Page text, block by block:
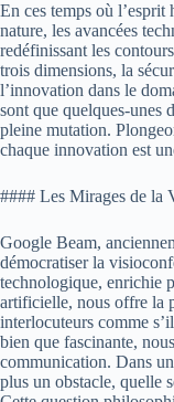
En ces temps où
nature, les avancées
redéfinissant les
trois dimensions, la
l’innovation dans le
sont que quelques-unes
pleine mutation.
chaque innovation est
#### Les Mirages de la
Google Beam,
démocratiser la
technologique, enrichie
artificielle, nous offre la
interlocuteurs comme
bien que fascinante,
communication. Dans
plus un obstacle, quelle